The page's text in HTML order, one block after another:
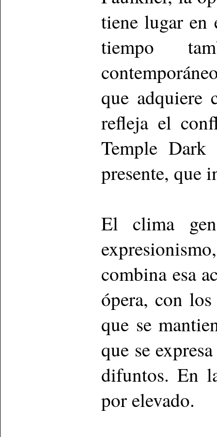
tiene lugar en
tiempo
que adquiere
refleja el
Temple
presente, que
El clima
combina esa
ópera, con
que se
que se
difuntos. En
por elevado.